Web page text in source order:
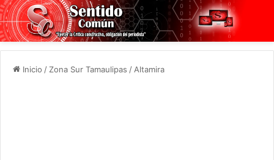
Inicio / Zona Sur Tamaulipas / Altamira